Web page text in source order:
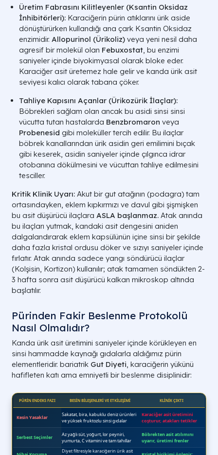
Üretim Fabrasını Kilitleyenler (Ksantin Oksidaz
İnhibitörleri): Karaciğerin pürin atıklarını ürik aside
dönüştürürken kullandığı ana çark Ksantin Oksidaz
enzimidir. Allopurinol (Ürikoliz) veya yeni nesil daha
agresif bir molekül olan Febuxostat, bu enzimi
saniyeler içinde biyokimyasal olarak bloke eder.
Karaciğer asit üretemez hale gelir ve kanda ürik asit
seviyesi kalıcı olarak tabana çöker.
Tahliye Kapısını Açanlar (Ürikozürik İlaçlar):
Böbrekleri sağlam olan ancak bu asidi sinsi sinsi
vücutta tutan hastalarda Benzbromaron veya
Probenesid gibi moleküller tercih edilir. Bu ilaçlar
böbrek kanallarından ürik asidin geri emilimini bıçak
gibi keserek, asidin saniyeler içinde çılgınca idrar
otobanına dökülmesini ve vücuttan tahliye edilmesini
tesciller.
Kritik Klinik Uyarı: Akut bir gut atağının (podagra) tam
ortasındayken, eklem kıpkırmızı ve davul gibi şişmişken
bu asit düşürücü ilaçlara ASLA başlanmaz. Atak anında
bu ilaçları yutmak, kandaki asit dengesini aniden
dalgalandırarak eklem kapsülünün içine sinsi bir şekilde
daha fazla kristal ordusu döker ve sızıyı saniyeler içinde
fırlatır. Atak anında sadece yangı söndürücü ilaçlar
(Kolşisin, Kortizon) kullanılır; atak tamamen söndükten 2-
3 hafta sonra asit düşürücü kalkan mikroskop altında
başlatılır.
Pürinden Fakir Beslenme Protokolü
Nasıl Olmalıdır?
Kanda ürik asit üretimini saniyeler içinde körükleyen en
sinsi hammadde kaynağı gıdalarla aldığımız pürin
elementleridir. bariatrik Gut Diyeti, karaciğerin yükünü
hafifleten katı ama emniyetli bir beslenme disiplinidir: